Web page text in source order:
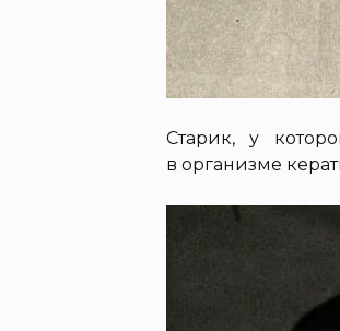
Старик, у
в организме